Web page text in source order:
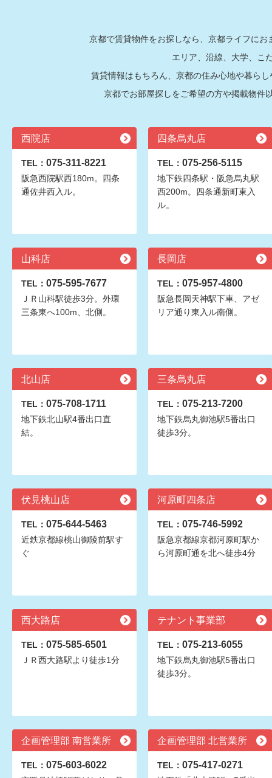
京都で賃貸物件をお探しなら、京都ライフに
エリア、沿線、大学、こ
賃貸情報はもちろん、京都の住み心地や暮ら
京都でお部屋探しをご希望の方や掲載物件
西院店
TEL： 075-311-8221
阪急西院駅西180m。四条
通佐井西入ル。
四条烏丸店
TEL： 075-256-5115
地下鉄四条駅・阪急烏丸駅
西200m。四条通新町東入
ル。
山科店
TEL： 075-595-7677
ＪＲ山科駅徒歩3分。外環
三条東へ100m、北側。
長岡店
TEL： 075-957-4800
阪急長岡天神駅下車、アゼ
リア通り東入ル南側。
北山店
TEL： 075-708-1711
地下鉄北山駅4番出口直
結。
三条烏丸店
TEL： 075-213-7200
地下鉄烏丸御池駅5番出口
徒歩3分。
伏見桃山店
TEL： 075-644-5463
近鉄京都線桃山御陵前駅す
ぐ
河原町四条店
TEL： 075-746-5992
阪急京都線京都河原町駅か
ら河原町通を北へ徒歩4分
西大路店
TEL： 075-585-6501
ＪＲ西大路駅より徒歩1分
テナント事業部
TEL： 075-213-6055
地下鉄烏丸御池駅5番出口
徒歩3分。
企画管理部 南営業所
TEL： 075-603-6022
企画管理部 北営業所
TEL： 075-417-0271